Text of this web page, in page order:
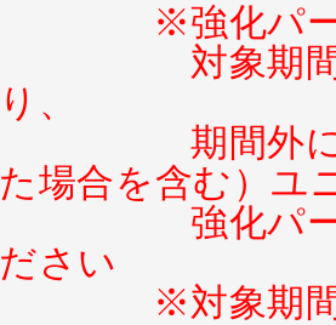
※強化パ
対象期
り、
期間外
た場合を含む）ユ
強化パ
ださい
※対象期